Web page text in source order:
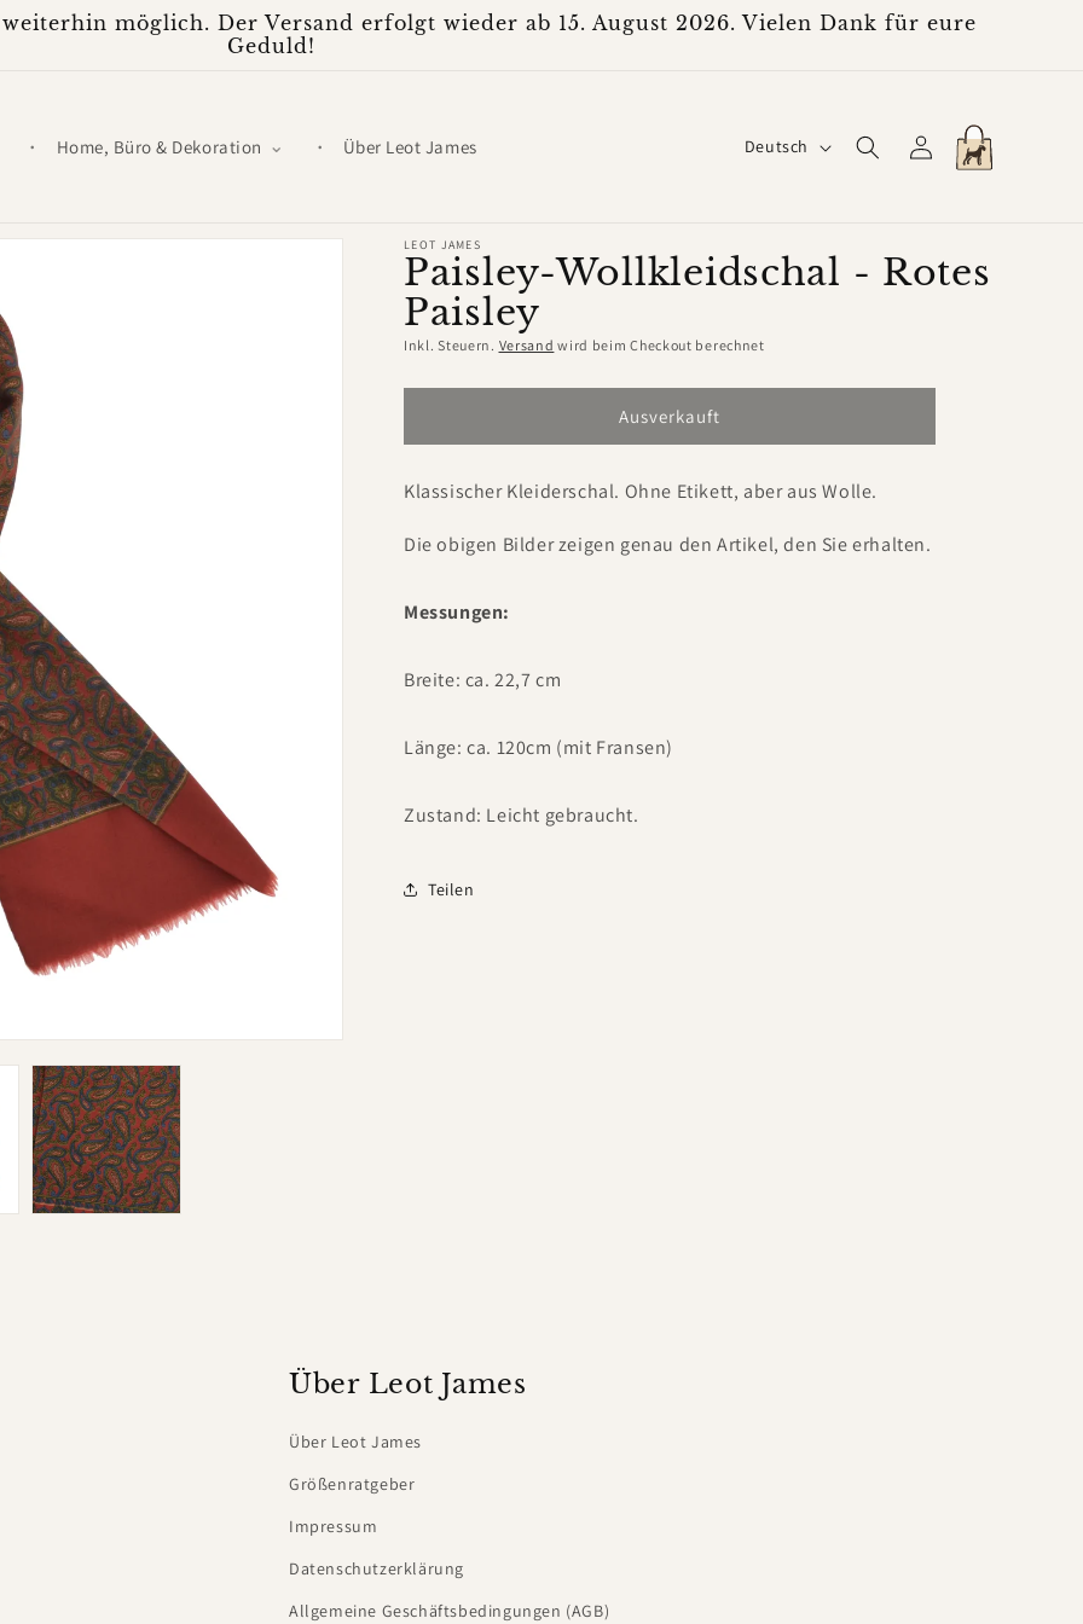
möglich. Der Versand erfolgt wieder ab 15. August 2026. Vielen Dank für eure
Geduld!
Home, Büro & Dekoration Über Leot James
S
a
h
e
Deutsch EinloggenWarenkorb
LEOT JAMES
Paisley-Wollkleidschal - Rotes
Paisley
Inkl. Steuern. Versand wird beim Checkout berechnet
Ausverkauft
Klassischer Kleiderschal. Ohne Etikett, aber aus Wolle.
Die obigen Bilder zeigen genau den Artikel, den Sie erhalten.
Messungen:
Breite: ca. 22,7 cm
Länge: ca. 120cm (mit Fransen)
Zustand: Leicht gebraucht.
Teilen
Über Leot James
Über Leot James
Größenratgeber
Impressum
Datenschutzerklärung
Allgemeine Geschäftsbedingungen (AGB)